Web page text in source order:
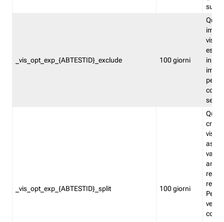
_vis_opt_exp_{ABTESTID}_exclude 100 giorni
in
_vis_opt_exp_{ABTESTID}_split 100 giorni